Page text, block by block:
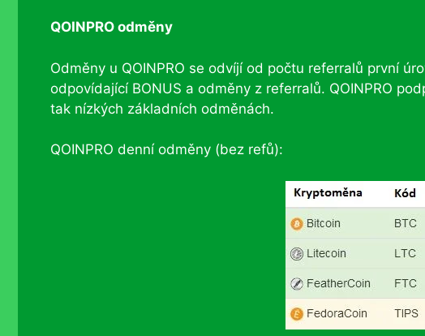
QOINPRO odměny
Odměny u QOINPRO se odvíjí od počtu referralů první
odpovídající BONUS a odměny z referralů. QOINPRO
tak nízkých základních odměnách.
QOINPRO denní odměny (bez refů):